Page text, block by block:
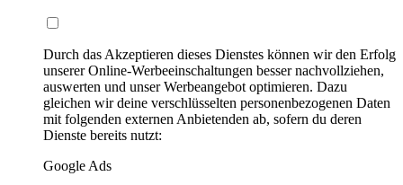
Durch das Akzeptieren dieses Dienstes können wir den Erfolg
unserer Online-Werbeeinschaltungen besser nachvollziehen,
auswerten und unser Werbeangebot optimieren. Dazu
gleichen wir deine verschlüsselten personenbezogenen Daten
mit folgenden externen Anbietenden ab, sofern du deren
Dienste bereits nutzt:
Google Ads